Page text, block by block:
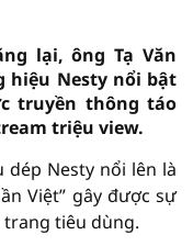
lại, ông Tạ Văn
hiệu Nesty nổi bật
truyền thông táo
triệu view.
Nesty nổi lên là
Việt” gây được sự
tiêu dùng.